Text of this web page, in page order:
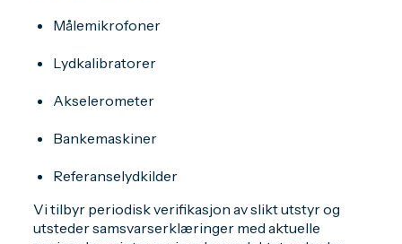
Målemikrofoner
Lydkalibratorer
Akselerometer
Bankemaskiner
Referanselydkilder
Vi tilbyr periodisk verifikasjon av slikt utstyr og
utsteder samsvarserklæringer med aktuelle